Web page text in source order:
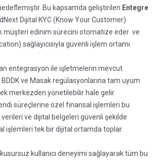
Bu kapsamda geliştirilen Entegre
Dijital KYC (Know Your Customer)
müşteri edinim sürecini otomatize eder ve
sağlayıcısıyla güvenli işlem ortamı
entegrasyon ile işletmelerin mevcut
ve Masak regülasyonlarına tam uyum
merkezden yönetilebilir hale gelir.
süreçlerine özel finansal işlemleri bu
ve dijital belgeleri güvenli şekilde
işlemleri tek bir dijital ortamda toplar.
kullanıcı deneyimi sağlayarak tüm bu